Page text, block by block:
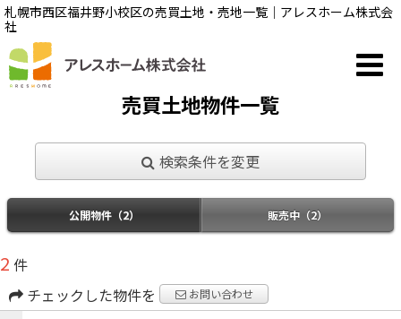
札幌市西区福井野小校区の売買土地・売地一覧｜アレスホーム株式会
社
売買土地物件一覧
検索条件を変更
公開物件（2） 販売中（2）
2 件
チェックした物件を
お問い合わせ